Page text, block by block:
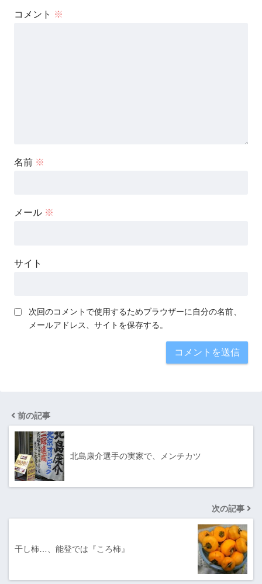
コメント ※
名前 ※
メール ※
サイト
次回のコメントで使用するためブラウザーに自分の名前、
メールアドレス、サイトを保存する。
前の記事
北島康介選手の実家で、メンチカツ
次の記事
干し柿…、能登では『ころ柿』